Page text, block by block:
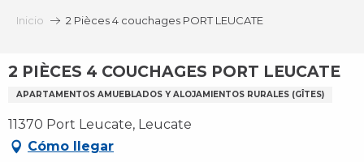
Inicio 2 Pièces 4 couchages PORT LEUCATE
2 PIÈCES 4 COUCHAGES PORT LEUCATE
APARTAMENTOS AMUEBLADOS Y ALOJAMIENTOS RURALES (GÎTES)
11370 Port Leucate, Leucate
Cómo llegar